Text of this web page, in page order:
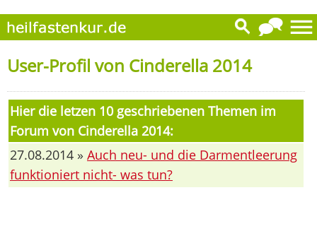
User-Profil von Cinderella 2014
Hier die letzen 10 geschriebenen Themen im
Forum von Cinderella 2014:
27.08.2014 » Auch neu- und die Darmentleerung
funktioniert nicht- was tun?